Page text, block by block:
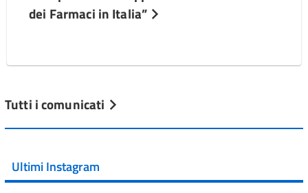
dei Farmaci in Italia”
Tutti i comunicati
Ultimi Instagram